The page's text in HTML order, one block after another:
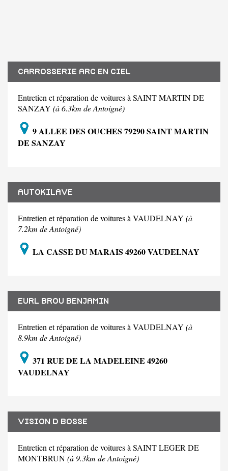
CARROSSERIE ARC EN CIEL
Entretien et réparation de voitures à SAINT MARTIN DE
SANZAY (à 6.3km de Antoigné)
9 ALLEE DES OUCHES 79290 SAINT MARTIN
DE SANZAY
AUTOKILAVE
Entretien et réparation de voitures à VAUDELNAY (à
7.2km de Antoigné)
LA CASSE DU MARAIS 49260 VAUDELNAY
EURL BROU BENJAMIN
Entretien et réparation de voitures à VAUDELNAY (à
8.9km de Antoigné)
371 RUE DE LA MADELEINE 49260
VAUDELNAY
VISION D BOSSE
Entretien et réparation de voitures à SAINT LEGER DE
MONTBRUN(à 9.3km de Antoigné)